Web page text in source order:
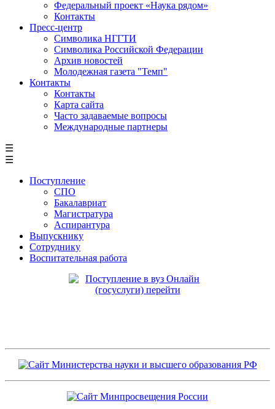
Федеральный проект «Наука рядом»
Контакты
Пресс-центр
Символика НГГТИ
Символика Российской Федерации
Архив новостей
Молодежная газета "Темп"
Контакты
Контакты
Карта сайта
Часто задаваемые вопросы
Международные партнеры
☰
☰
Поступление
СПО
Бакалавриат
Магистратура
Аспирантура
Выпускнику
Сотруднику
Воспитательная работа